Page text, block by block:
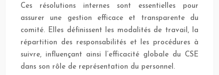
Ces résolutions internes sont essentielles pour
assurer une gestion efficace et transparente du
comité. Elles définissent les modalités de travail, la
répartition des responsabilités et les procédures à
suivre, influençant ainsi l’efficacité globale du CSE
dans son rôle de représentation du personnel.